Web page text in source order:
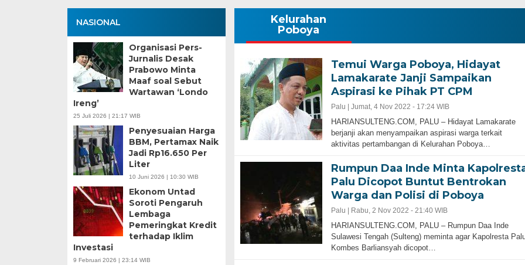
NASIONAL
Organisasi Pers-
Jurnalis Desak
Prabowo Minta
Maaf soal Sebut
Wartawan ‘Londo
Ireng’
25 Juli 2026 | 21:17 WIB
Penyesuaian Harga
BBM, Pertamax Naik
Jadi Rp16.650 Per
Liter
10 Juni 2026 | 10:30 WIB
Ekonom Untad
Soroti Pengaruh
Lembaga
Pemeringkat Kredit
terhadap Iklim
Investasi
9 Februari 2026 | 23:14 WIB
Kelurahan
Poboya
Temui Warga Poboya, Hidayat
Lamakarate Janji Sampaikan
Aspirasi ke Pihak PT CPM
Palu | Jumat, 4 Nov 2022 - 17:24 WIB
HARIANSULTENG.COM, PALU – Hidayat Lamakarate
berjanji akan menyampaikan aspirasi warga terkait
aktivitas pertambangan di Kelurahan Poboya…
Rumpun Daa Inde Minta
Palu Dicopot Buntut Bentrokan
Warga dan Polisi di Poboya
Palu | Rabu, 2 Nov 2022 - 21:40 WIB
HARIANSULTENG.COM, PALU – Rumpun Daa Inde
Sulawesi Tengah (Sulteng) meminta agar Kapolresta
Kombes Barliansyah dicopot…